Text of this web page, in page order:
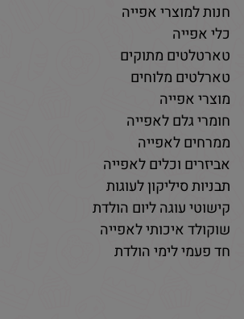
חנות למוצרי אפייה
כלי אפייה
טארטלטים מתוקים
טארלטים מלוחים
מוצרי אפייה
חומרי גלם לאפייה
ממרחים לאפייה
אביזרים וכלים לאפייה
תבניות סיליקון לעוגות
קישוטי עוגה ליום הולדת
שוקולד איכותי לאפייה
חד פעמי לימי הולדת